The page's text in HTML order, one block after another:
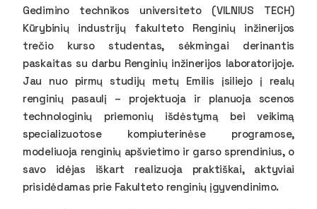
Gedimino technikos universiteto (VILNIUS TECH)
Kūrybinių industrijų fakulteto Renginių inžinerijos
trečio kurso studentas, sėkmingai derinantis
paskaitas su darbu Renginių inžinerijos laboratorijoje.
Jau nuo pirmų studijų metų Emilis įsiliejo į realų
renginių pasaulį – projektuoja ir planuoja scenos
technologinių priemonių išdėstymą bei veikimą
specializuotose kompiuterinėse programose,
modeliuoja renginių apšvietimo ir garso sprendinius, o
savo idėjas iškart realizuoja praktiškai, aktyviai
prisidėdamas prie Fakulteto renginių įgyvendinimo.